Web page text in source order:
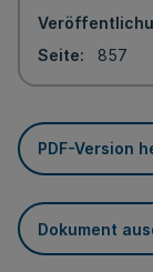
Seite
857
PDF-Version
Dokument